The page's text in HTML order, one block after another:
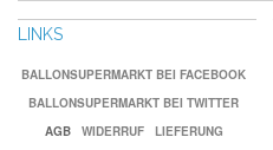
LINKS
BALLONSUPERMARKT BEI FACEBOOK
BALLONSUPERMARKT BEI TWITTER
AGB
WIDERRUF
LIEFERUNG